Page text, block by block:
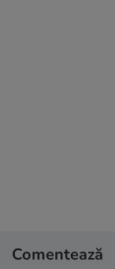
Comentează